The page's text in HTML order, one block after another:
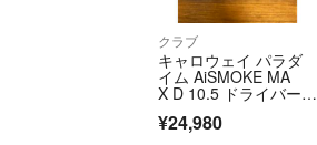
クラブ
キャロウェイ パラダ
イム AiSMOKE MA
X D 10.5 ドライバーヘ
¥24,980